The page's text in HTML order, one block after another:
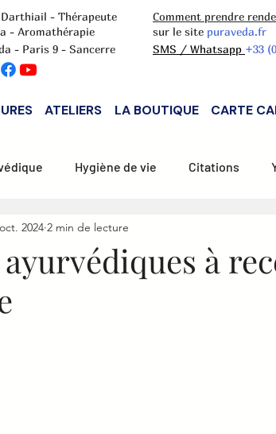
- Thérapeute
- Aromathérapie
- Paris 9 - Sancerre
Comment prendre
sur le site puraveda.fr
SMS / Whatsapp +33
ATELIERS LA BOUTIQUE CARTE
Hygiène de vie Citations
Pitta Alimentation Kapha
à
2024 2 min de lecture